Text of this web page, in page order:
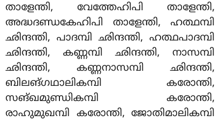
താളേന്തി, വേത്തേഹിപി താളേന്തി,
അദ്ധദണ്ഡകേഹിപി താളേന്തി, ഹത്ഥമ്പി
ഛിന്ദന്തി, പാദമ്പി ഛിന്ദന്തി, ഹത്ഥപാദമ്പി
ഛിന്ദന്തി, കണ്ണമ്പി ഛിന്ദന്തി, നാസമ്പി
ഛിന്ദന്തി, കണ്ണനാസമ്പി ഛിന്ദന്തി,
ബിലങ്ഗഥാലികമ്പി കരോന്തി,
സങ്ഖമുണ്ഡികമ്പി കരോന്തി,
രാഹുമുഖമ്പി കരോന്തി, ജോതിമാലികമ്പി